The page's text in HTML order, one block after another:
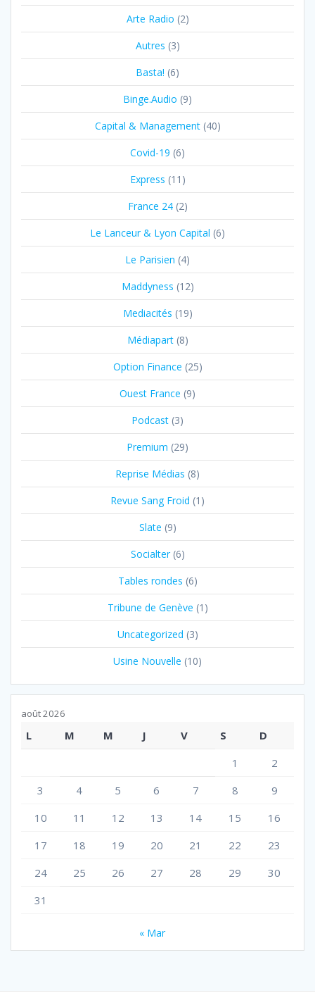
Arte Radio (2)
Autres (3)
Basta! (6)
Binge.Audio (9)
Capital & Management(40)
Covid-19 (6)
Express (11)
France 24(2)
Le Lanceur & Lyon Capital (6)
Le Parisien (4)
Maddyness (12)
Mediacités (19)
Médiapart(8)
Option Finance (25)
Ouest France (9)
Podcast (3)
Premium (29)
Reprise Médias (8)
Revue Sang Froid (1)
Slate (9)
Socialter(6)
Tables rondes (6)
Tribune de Genève (1)
Uncategorized (3)
Usine Nouvelle (10)
août 2026
L M M J V S
D
1
2
3
4 5 6 7 8
9
10
11 12 13 14 15
16
17
18 19 20 21 22
23
24
25 26 27 28 29
30
31
« Mar